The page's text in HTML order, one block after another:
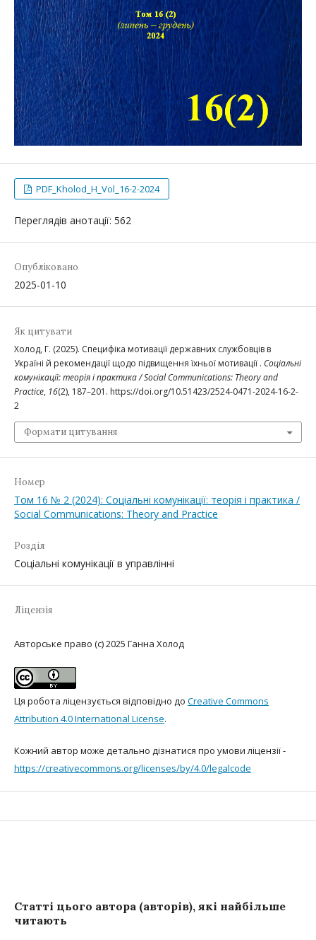
PDF_Kholod_H_Vol_16-2-2024
Переглядів анотації: 562
Опубліковано
2025-01-10
Як цитувати
Холод, Г. (2025). Специфіка мотивації державних службовців в
Україні й рекомендації щодо підвищення їхньої мотивації . Соціальні
комунікації: теорія і практика / Social Communications: Theory and
Practice, 16(2), 187–201. https://doi.org/10.51423/2524-0471-2024-16-2-
2
Формати цитування
Номер
Том 16 № 2 (2024): Соціальні комунікації: теорія і практика /
Soсial Communications: Theory and Practice
Розділ
Соціальні комунікації в управлінні
Ліцензія
Авторське право (c) 2025 Ганна Холод
Ця робота ліцензується відповідно до Creative Commons
Attribution 4.0 International License.
Кожний автор може детально дізнатися про умови ліцензії -
https://creativecommons.org/licenses/by/4.0/legalcode
Статті цього автора (авторів), які найбільше
читають